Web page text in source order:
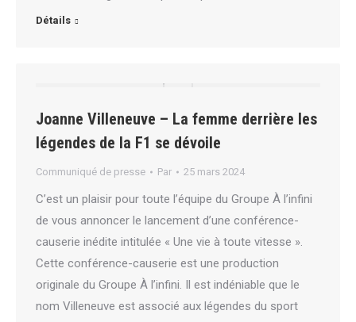
Détails
Joanne Villeneuve – La femme derrière les
légendes de la F1 se dévoile
Communiqué de presse Par 25 mars 2024
C’est un plaisir pour toute l’équipe du Groupe À l’infini
de vous annoncer le lancement d’une conférence-
causerie inédite intitulée « Une vie à toute vitesse ».
Cette conférence-causerie est une production
originale du Groupe À l’infini. Il est indéniable que le
nom Villeneuve est associé aux légendes du sport